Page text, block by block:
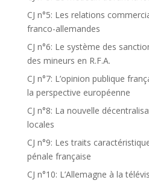
CJ n°5: Les relations
franco-allemandes
CJ n°6: Le système des
des mineurs en R.F.A.
CJ n°7: L’opinion publique
la perspective européenne
CJ n°8: La nouvelle
locales
CJ n°9: Les traits
pénale française
CJ n°10: L’Allemagne à la